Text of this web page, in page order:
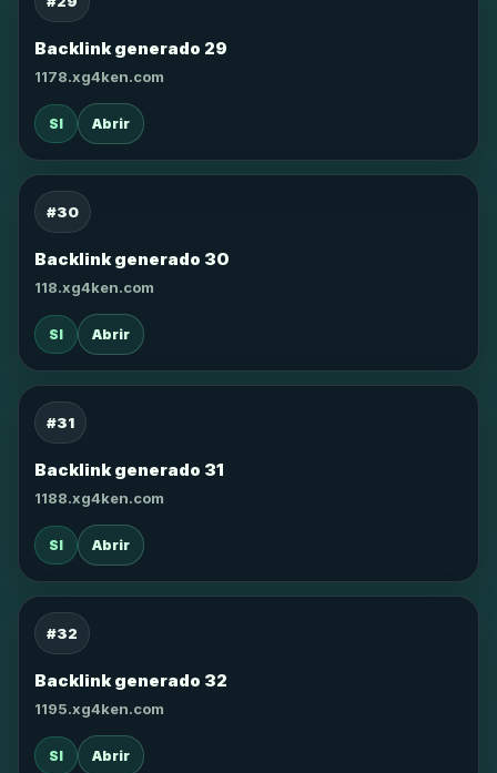
Backlink generado 29
1178.xg4ken.com
SI Abrir
#30
Backlink generado 30
118.xg4ken.com
SI Abrir
#31
Backlink generado 31
1188.xg4ken.com
SI Abrir
#32
Backlink generado 32
1195.xg4ken.com
SI Abrir